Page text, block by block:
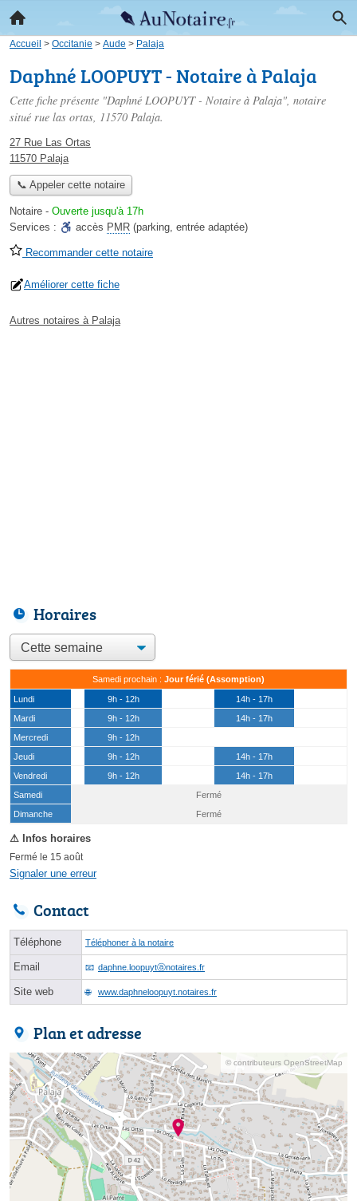
Accueil > Occitanie > Aude > Palaja
Daphné LOOPUYT - Notaire à Palaja
Cette fiche présente "Daphné LOOPUYT - Notaire à Palaja", notaire
situé rue las ortas, 11570 Palaja.
27 Rue Las Ortas
11570 Palaja
📞 Appeler cette notaire
Notaire - Ouverte jusqu'à 17h
Services :
accès PMR (parking, entrée adaptée)
Recommander cette notaire
Améliorer cette fiche
Autres notaires à Palaja
Horaires
Samedi prochain : Jour férié (Assomption)
Lundi 9h - 12h
14h - 17h
Mardi
9h - 12h
14h - 17h
Mercredi
9h - 12h
Jeudi
9h - 12h
14h - 17h
Vendredi
9h - 12h
14h - 17h
Samedi
(15 août)
Fermé
Dimanche
Fermé
Fermé le 15 août
Signaler une erreur
Contact
Téléphone Téléphoner à la notaire
Email daphne.loopuytⓐnotaires.fr
Site web www.daphneloopuyt.notaires.fr
Plan et adresse
© contributeurs OpenStreetMap